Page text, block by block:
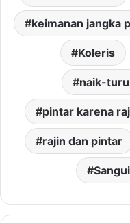
keimanan jangka
Koleris
naik-
pintar karena
rajin dan pintar